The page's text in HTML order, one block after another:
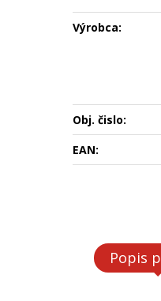
Výrobca:
Obj. čislo:
EAN:
Popis